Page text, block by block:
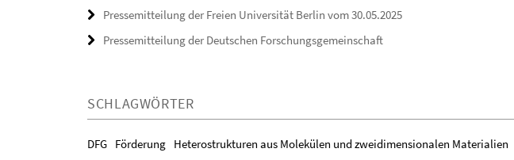
Pressemitteilung der Freien Universität Berlin vom 30.05.2025
Pressemitteilung der Deutschen Forschungsgemeinschaft
SCHLAGWÖRTER
DFG Förderung Heterostrukturen aus Molekülen und zweidimensionalen Materialien